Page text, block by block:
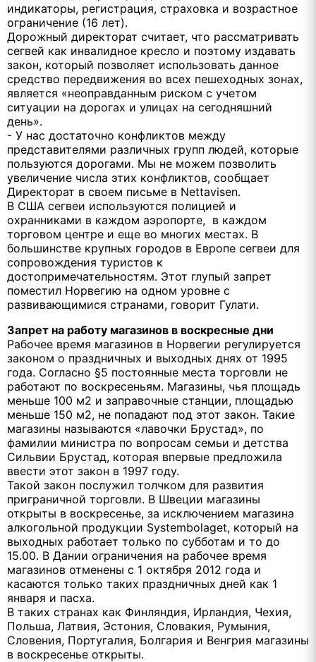
индикаторы, регистрация, страховка и возрастное
ограничение (16 лет).
Дорожный директорат считает, что рассматривать
сегвей как инвалидное кресло и поэтому издавать
закон, который позволяет использовать данное
средство передвижения во всех пешеходных зонах,
является «неоправданным риском с учетом
ситуации на дорогах и улицах на сегодняшний
день».
- У нас достаточно конфликтов между
представителями различных групп людей, которые
пользуются дорогами. Мы не можем позволить
увеличение числа этих конфликтов, сообщает
Директорат в своем письме в Nettavisen.
В США сегвеи используются полицией и
охранниками в каждом аэропорте, в каждом
торговом центре и еще во многих местах. В
большинстве крупных городов в Европе сегвеи для
сопровождения туристов к
достопримечательностям. Этот глупый запрет
поместил Норвегию на одном уровне с
развивающимися странами, говорит Гулати.
Запрет на работу магазинов в воскресные дни
Рабочее время магазинов в Норвегии регулируется
законом о праздничных и выходных днях от 1995
года. Согласно §5 постоянные места торговли не
работают по воскресеньям. Магазины, чья площадь
меньше 100 м2 и заправочные станции, площадью
меньше 150 м2, не попадают под этот закон. Такие
магазины называются «лавочки Брустад», по
фамилии министра по вопросам семьи и детства
Сильвии Брустад, которая впервые предложила
ввести этот закон в 1997 году.
Такой закон послужил толчком для развития
приграничной торговли. В Швеции магазины
открыты в воскресенье, за исключением магазина
алкогольной продукции Systembolaget, который на
выходных работает только по субботам и то до
15.00. В Дании ограничения на рабочее время
магазинов отменены с 1 октября 2012 года и
касаются только таких праздничных дней как 1
января и пасха.
В таких странах как Финляндия, Ирландия, Чехия,
Польша, Латвия, Эстония, Словакия, Румыния,
Словения, Португалия, Болгария и Венгрия магазины
в воскресенье открыты.